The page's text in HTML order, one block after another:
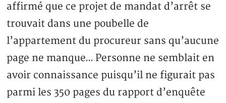
affirmé que ce projet de mandat d’arrêt se
trouvait dans une poubelle de
l’appartement du procureur sans qu’aucune
page ne manque… Personne ne semblait en
avoir connaissance puisqu’il ne figurait pas
parmi les 350 pages du rapport d’enquête